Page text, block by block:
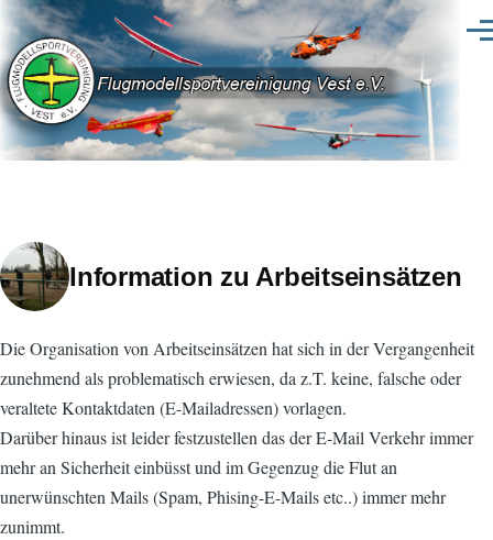
Direkt zum Inhalt
Information zu Arbeitseinsätzen
Die Organisation von Arbeitseinsätzen hat sich in der Vergangenheit
zunehmend als problematisch erwiesen, da z.T. keine, falsche oder
veraltete Kontaktdaten (E-Mailadressen) vorlagen.
Darüber hinaus ist leider festzustellen das der E-Mail Verkehr immer
mehr an Sicherheit einbüsst und im Gegenzug die Flut an
unerwünschten Mails (Spam, Phising-E-Mails etc..) immer mehr
zunimmt.